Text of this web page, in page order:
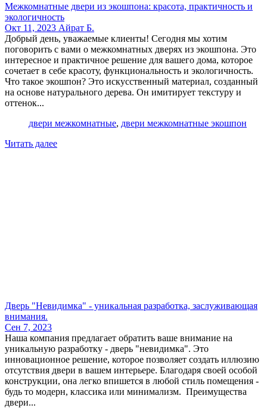
Межкомнатные двери из экошпона: красота, практичность и
экологичность
Окт 11, 2023 Айрат Б.
Добрый день, уважаемые клиенты! Сегодня мы хотим
поговорить с вами о межкомнатных дверях из экошпона. Это
интересное и практичное решение для вашего дома, которое
сочетает в себе красоту, функциональность и экологичность.
Что такое экошпон? Это искусственный материал, созданный
на основе натурального дерева. Он имитирует текстуру и
оттенок...
двери межкомнатные, двери межкомнатные экошпон
Читать далее
Дверь "Невидимка" - уникальная разработка, заслуживающая
внимания.
Сен 7, 2023
Наша компания предлагает обратить ваше внимание на
уникальную разработку - дверь "невидимка". Это
инновационное решение, которое позволяет создать иллюзию
отсутствия двери в вашем интерьере. Благодаря своей особой
конструкции, она легко впишется в любой стиль помещения -
будь то модерн, классика или минимализм. Преимущества
двери...